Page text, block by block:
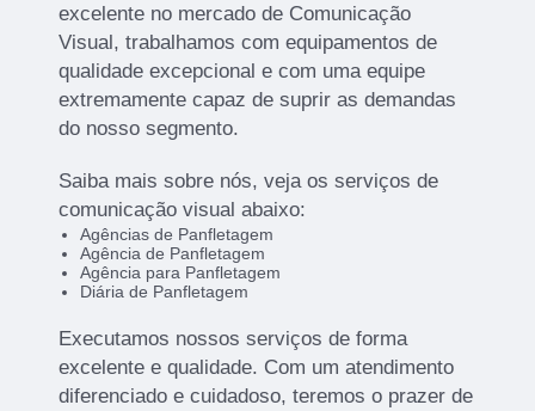
excelente no mercado de Comunicação
Visual, trabalhamos com equipamentos de
qualidade excepcional e com uma equipe
extremamente capaz de suprir as demandas
do nosso segmento.
Saiba mais sobre nós, veja os serviços de
comunicação visual abaixo:
Agências de Panfletagem
Agência de Panfletagem
Agência para Panfletagem
Diária de Panfletagem
Executamos nossos serviços de forma
excelente e qualidade. Com um atendimento
diferenciado e cuidadoso, teremos o prazer de